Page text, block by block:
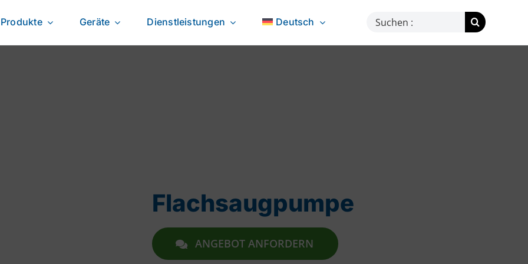
Geräte Dienstleistungen Deutsch
Suche
Flachsaugpumpe
ANGEBOT ANFORDERN